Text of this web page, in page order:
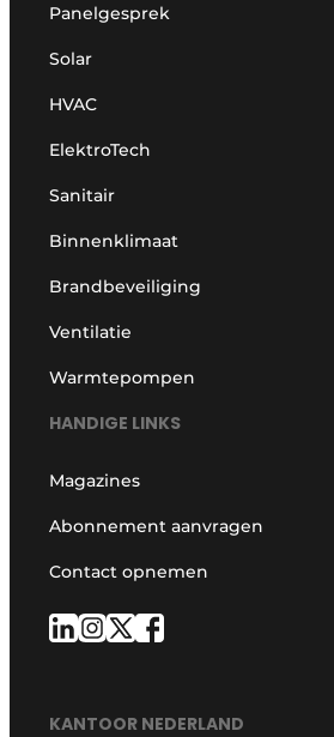
Panelgesprek
Solar
HVAC
ElektroTech
Sanitair
Binnenklimaat
Brandbeveiliging
Ventilatie
Warmtepompen
HANDIGE LINKS
Magazines
Abonnement aanvragen
Contact opnemen
KANTOOR NEDERLAND